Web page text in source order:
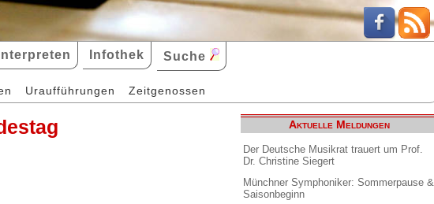
Interpreten Infothek Suche
Uraufführungen Zeitgenossen
Aktuelle Meldungen
Der Deutsche Musikrat trauert um Prof.
Dr. Christine Siegert
Münchner Symphoniker: Sommerpause &
Saisonbeginn